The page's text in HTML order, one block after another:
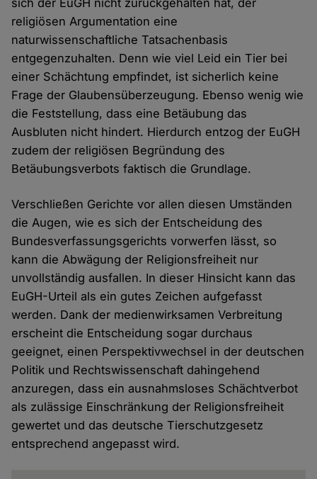
sich der EuGH nicht zurückgehalten hat, der
religiösen Argumentation eine
naturwissenschaftliche Tatsachenbasis
entgegenzuhalten. Denn wie viel Leid ein Tier bei
einer Schächtung empfindet, ist sicherlich keine
Frage der Glaubensüberzeugung. Ebenso wenig wie
die Feststellung, dass eine Betäubung das
Ausbluten nicht hindert. Hierdurch entzog der EuGH
zudem der religiösen Begründung des
Betäubungsverbots faktisch die Grundlage.
Verschließen Gerichte vor allen diesen Umständen
die Augen, wie es sich der Entscheidung des
Bundesverfassungsgerichts vorwerfen lässt, so
kann die Abwägung der Religionsfreiheit nur
unvollständig ausfallen. In dieser Hinsicht kann das
EuGH-Urteil als ein gutes Zeichen aufgefasst
werden. Dank der medienwirksamen Verbreitung
erscheint die Entscheidung sogar durchaus
geeignet, einen Perspektivwechsel in der deutschen
Politik und Rechtswissenschaft dahingehend
anzuregen, dass ein ausnahmsloses Schächtverbot
als zulässige Einschränkung der Religionsfreiheit
gewertet und das deutsche Tierschutzgesetz
entsprechend angepasst wird.